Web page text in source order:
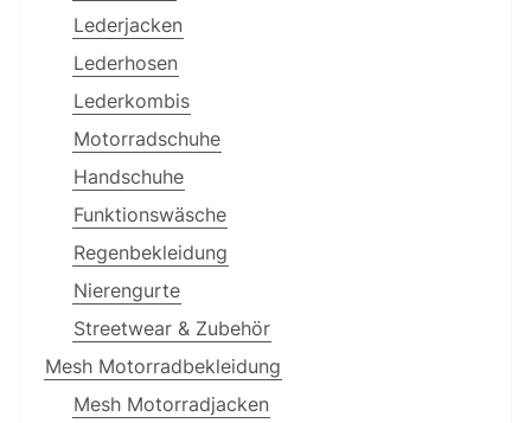
Lederjacken
Lederhosen
Lederkombis
Motorradschuhe
Handschuhe
Funktionswäsche
Regenbekleidung
Nierengurte
Streetwear & Zubehör
Mesh Motorradbekleidung
Mesh Motorradjacken